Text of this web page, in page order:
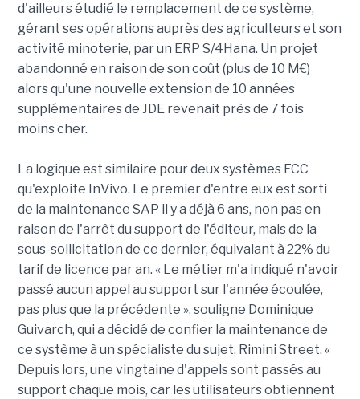
d'ailleurs étudié le remplacement de ce système,
gérant ses opérations auprès des agriculteurs et son
activité minoterie, par un ERP S/4Hana. Un projet
abandonné en raison de son coût (plus de 10 M€)
alors qu'une nouvelle extension de 10 années
supplémentaires de JDE revenait près de 7 fois
moins cher.
La logique est similaire pour deux systèmes ECC
qu'exploite InVivo. Le premier d'entre eux est sorti
de la maintenance SAP il y a déjà 6 ans, non pas en
raison de l'arrêt du support de l'éditeur, mais de la
sous-sollicitation de ce dernier, équivalant à 22% du
tarif de licence par an. « Le métier m'a indiqué n'avoir
passé aucun appel au support sur l'année écoulée,
pas plus que la précédente », souligne Dominique
Guivarch, qui a décidé de confier la maintenance de
ce système à un spécialiste du sujet, Rimini Street. «
Depuis lors, une vingtaine d'appels sont passés au
support chaque mois, car les utilisateurs obtiennent